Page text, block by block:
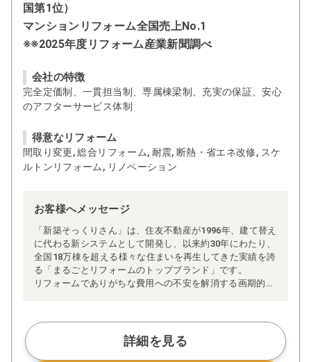
国第1位）
マンションリフォーム全国売上No.1
※※2025年度リフォーム産業新聞調べ
会社の特徴
完全定価制、一貫担当制、専属棟梁制、充実の保証、安心
のアフターサービス体制
得意なリフォーム
間取り変更, 総合リフォーム, 耐震, 断熱・省エネ改修, スケ
ルトンリフォーム, リノベーション
お客様へメッセージ
「新築そっくりさん」は、住友不動産が1996年、建て替え
に代わる新システムとして開発し、以来約30年にわたり、
全国18万棟を超える様々な住まいを再生してきた実績を誇
る「まるごとリフォームのトップブランド」です。
リフォームでありがちな費用への不安を解消する画期的な
ム」、経験豊かなセールスエンジニアによる「一貫担当
制」などが高い信頼を得ています。
また、大規模リフォームに習熟した施工管理者が現場を統
詳細を見る